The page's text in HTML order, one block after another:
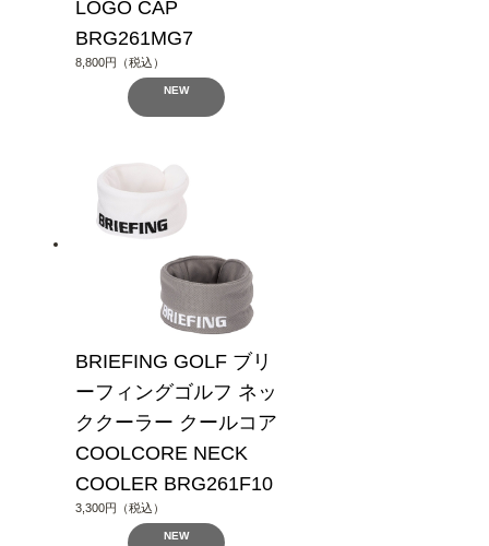
LOGO CAP
BRG261MG7
8,800円（税込）
NEW
BRIEFING GOLF ブリ
ーフィングゴルフ ネッ
ククーラー クールコア
COOLCORE NECK
COOLER BRG261F10
3,300円（税込）
NEW